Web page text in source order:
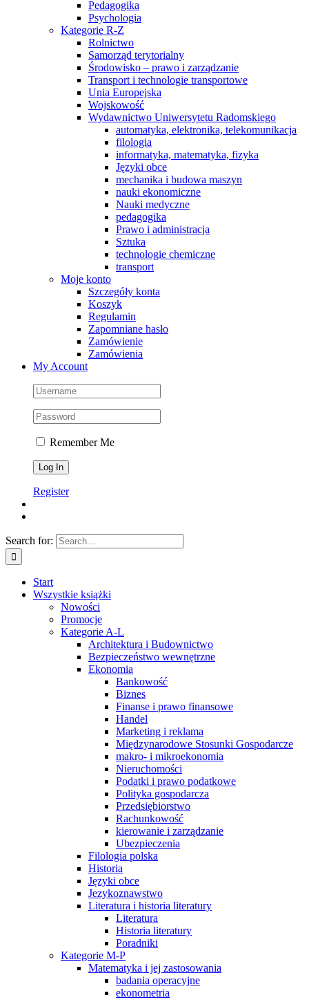
Pedagogika
Psychologia
Kategorie R-Z
Rolnictwo
Samorząd terytorialny
Środowisko – prawo i zarządzanie
Transport i technologie transportowe
Unia Europejska
Wojskowość
Wydawnictwo Uniwersytetu Radomskiego
automatyka, elektronika, telekomunikacja
filologia
informatyka, matematyka, fizyka
Języki obce
mechanika i budowa maszyn
nauki ekonomiczne
Nauki medyczne
pedagogika
Prawo i administracja
Sztuka
technologie chemiczne
transport
Moje konto
Szczegóły konta
Koszyk
Regulamin
Zapomniane hasło
Zamówienie
Zamówienia
My Account
Remember Me
Register
Search for:
Start
Wszystkie książki
Nowości
Promocje
Kategorie A-L
Architektura i Budownictwo
Bezpieczeństwo wewnętrzne
Ekonomia
Bankowość
Biznes
Finanse i prawo finansowe
Handel
Marketing i reklama
Międzynarodowe Stosunki Gospodarcze
makro- i mikroekonomia
Nieruchomości
Podatki i prawo podatkowe
Polityka gospodarcza
Przedsiębiorstwo
Rachunkowość
kierowanie i zarządzanie
Ubezpieczenia
Filologia polska
Historia
Języki obce
Jezykoznawstwo
Literatura i historia literatury
Literatura
Historia literatury
Poradniki
Kategorie M-P
Matematyka i jej zastosowania
badania operacyjne
ekonometria